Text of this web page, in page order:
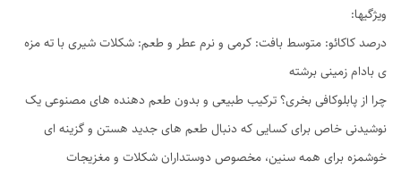
ویژگیها:
درصد کاکائو: متوسط بافت: کرمی و نرم عطر و طعم: شکلات شیری با ته مزه
ی بادام زمینی برشته
چرا از پابلوکافی بخری؟ ترکیب طبیعی و بدون طعم دهنده های مصنوعی یک
نوشیدنی خاص برای کسایی که دنبال طعم های جدید هستن و گزینه ای
خوشمزه برای همه سنین، مخصوص دوستداران شکلات و مغزیجات